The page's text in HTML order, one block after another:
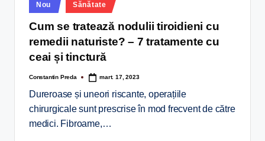
Nou Sănătate
Cum se tratează nodulii tiroidieni cu
remedii naturiste? – 7 tratamente cu
ceai și tinctură
Constantin Preda mart. 17, 2023
Dureroase și uneori riscante, operațiile
chirurgicale sunt prescrise în mod frecvent de către
medici. Fibroame,…